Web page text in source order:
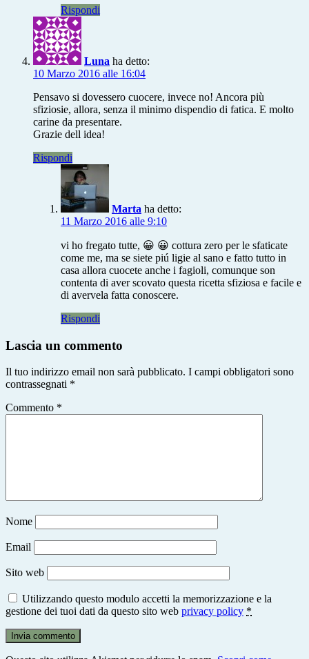
Rispondi
Luna ha detto:
10 Marzo 2016 alle 16:04
Pensavo si dovessero cuocere, invece no! Ancora più
sfiziosie, allora, senza il minimo dispendio di fatica. E molto
carine da presentare.
Grazie dell idea!
Rispondi
Marta ha detto:
11 Marzo 2016 alle 9:10
vi ho fregato tutte, 😀 😀 cottura zero per le sfaticate
come me, ma se siete piú ligie al sano e fatto tutto in
casa allora cuocete anche i fagioli, comunque son
contenta di aver scovato questa ricetta sfiziosa e facile e
di avervela fatta conoscere.
Rispondi
Lascia un commento
Il tuo indirizzo email non sarà pubblicato. I campi obbligatori sono
contrassegnati *
Commento *
Nome
Email
Sito web
Utilizzando questo modulo accetti la memorizzazione e la
gestione dei tuoi dati da questo sito web privacy policy *